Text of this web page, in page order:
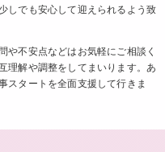
しでも安心して迎えられるよう致
や不安点などはお気軽にご相談く
理解や調整をしてまいります。あ
スタートを全面支援して行きま